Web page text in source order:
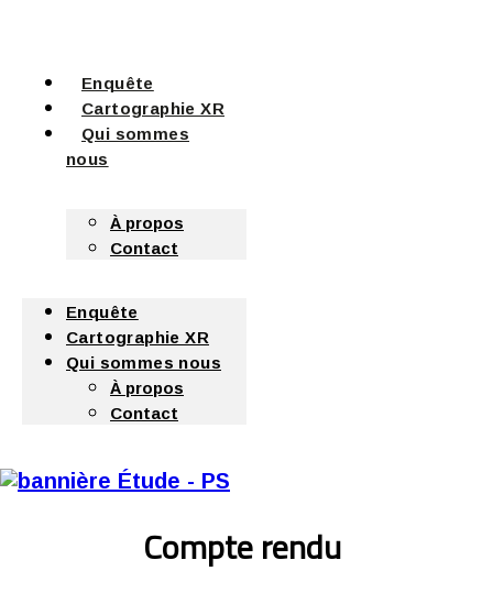
Enquête
Cartographie XR
Qui sommes
nous
À propos
Contact
Enquête
Cartographie XR
Qui sommes nous
À propos
Contact
Compte rendu